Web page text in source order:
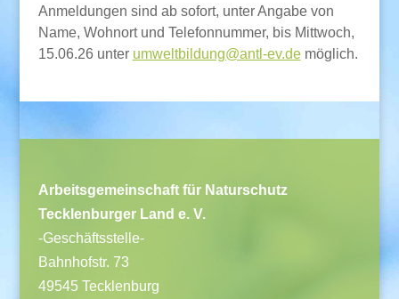
Anmeldungen sind ab sofort, unter Angabe von
Name, Wohnort und Telefonnummer, bis Mittwoch,
15.06.26 unter umweltbildung@antl-ev.demöglich.
Arbeitsgemeinschaft für Naturschutz
Tecklenburger Land e. V.
-Geschäftsstelle-
Bahnhofstr. 73
49545 Tecklenburg